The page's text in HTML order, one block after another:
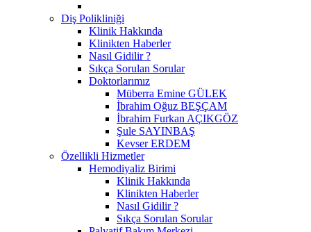
Diş Polikliniği
Klinik Hakkında
Klinikten Haberler
Nasıl Gidilir ?
Sıkça Sorulan Sorular
Doktorlarımız
Müberra Emine GÜLEK
İbrahim Oğuz BEŞÇAM
İbrahim Furkan AÇIKGÖZ
Şule SAYINBAŞ
Kevser ERDEM
Özellikli Hizmetler
Hemodiyaliz Birimi
Klinik Hakkında
Klinikten Haberler
Nasıl Gidilir ?
Sıkça Sorulan Sorular